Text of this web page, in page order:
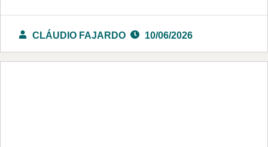
CLÁUDIO FAJARDO 10/06/2026